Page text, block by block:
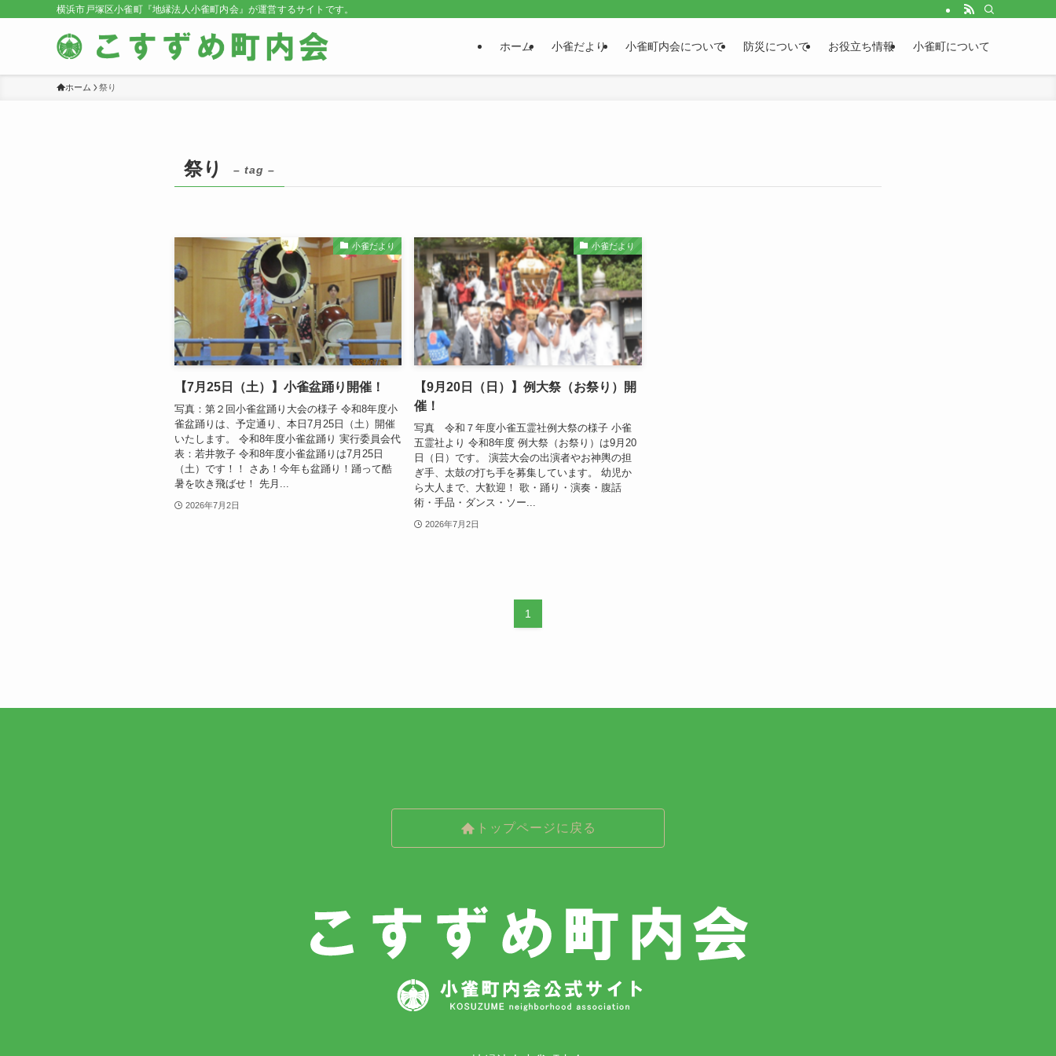
横浜市戸塚区小雀町『地縁法人小雀町内会』が運営するサイトです。
ホーム 小雀だより 小雀町内会について 防災について お役立ち情報 小雀町について
ホーム 祭り
祭り – tag –
小雀だより
【7月25日（土）】小雀盆踊り開催！
写真：第２回小雀盆踊り大会の様子 令和8年度小
雀盆踊りは、予定通り、本日7月25日（土）開催
いたします。 令和8年度小雀盆踊り 実行委員会代
表：若井敦子 令和8年度小雀盆踊りは7月25日
（土）です！！ さあ！今年も盆踊り！踊って酷
暑を吹き飛ばせ！ 先月...
2026年7月2日
小雀だより
【9月20日（日）】例大祭（お祭り）開
催！
写真 令和７年度小雀五霊社例大祭の様子 小雀
五霊社より 令和8年度 例大祭（お祭り）は9月20
日（日）です。 演芸大会の出演者やお神輿の担
ぎ手、太鼓の打ち手を募集しています。 幼児か
ら大人まで、大歓迎！ 歌・踊り・演奏・腹話
術・手品・ダンス・ソー...
2026年7月2日
1
トップページに戻る